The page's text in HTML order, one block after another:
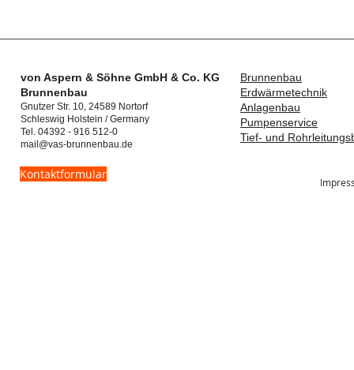
von Aspern & Söhne GmbH & Co. KG
Brunnenbau
Gnutzer Str. 10, 24589 Nortorf
Schleswig Holstein / Germany
Tel. 04392 - 916 512-0
mail@vas-brunnenbau.de
Kontaktformular
Brunnenbau
Erdwärmetechnik
Anlagenbau
Pumpenservice
Tief- und